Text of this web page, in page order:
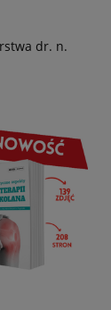
dr. n.